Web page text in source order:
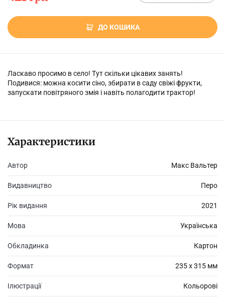
ДО КОШИКА
Ласкаво просимо в село! Тут скільки цікавих занять!
Подивися: можна косити сіно, збирати в саду свіжі фрукти,
запускати повітряного змія і навіть полагодити трактор!
Характеристики
Автор Макс Вальтер
Видавництво Перо
Рік видання 2021
Мова Українська
Обкладинка Картон
Формат 235 х 315 мм
Ілюстрації Кольорові